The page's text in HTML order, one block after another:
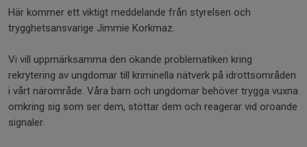
Här kommer ett viktigt meddelande från styrelsen och
trygghetsansvarige Jimmie Korkmaz.
Vi vill uppmärksamma den ökande problematiken kring
rekrytering av ungdomar till kriminella nätverk på idrottsområden
i vårt närområde. Våra barn och ungdomar behöver trygga vuxna
omkring sig som ser dem, stöttar dem och reagerar vid oroande
signaler.